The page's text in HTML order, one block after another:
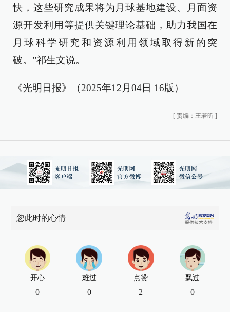
快，这些研究成果将为月球基地建设、月面资
源开发利用等提供关键理论基础，助力我国在
月球科学研究和资源利用领域取得新的突
破。”祁生文说。
《光明日报》（2025年12月04日 16版）
[ 责编：王若昕 ]
您此时的心情
开心
0
难过
0
点赞
2
飘过
0